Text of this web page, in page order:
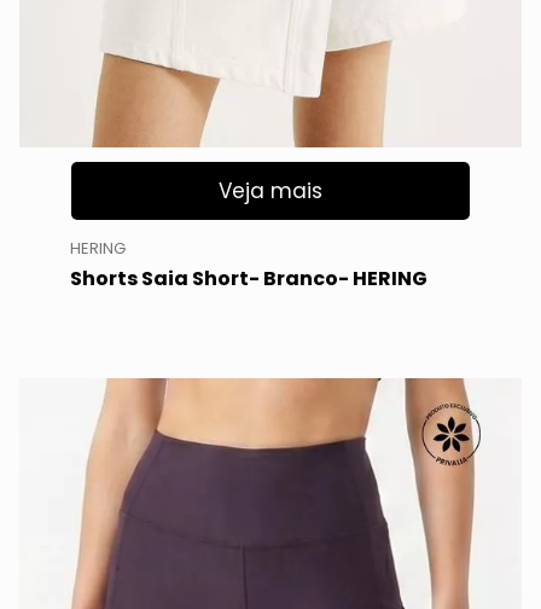
Veja mais
HERING
Shorts Saia Short- Branco- HERING